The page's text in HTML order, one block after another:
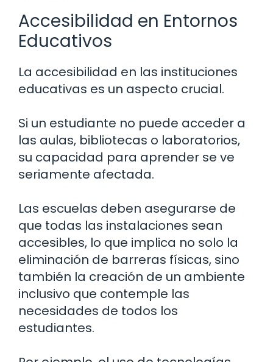
Accesibilidad en Entornos
Educativos
La accesibilidad en las instituciones
educativas es un aspecto crucial.
Si un estudiante no puede acceder a
las aulas, bibliotecas o laboratorios,
su capacidad para aprender se ve
seriamente afectada.
Las escuelas deben asegurarse de
que todas las instalaciones sean
accesibles, lo que implica no solo la
eliminación de barreras físicas, sino
también la creación de un ambiente
inclusivo que contemple las
necesidades de todos los
estudiantes.